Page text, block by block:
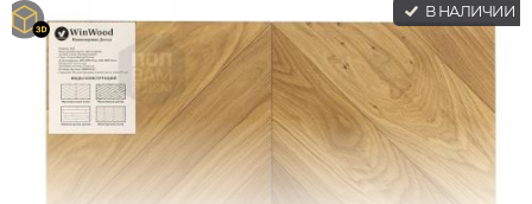
В НАЛИЧИИ